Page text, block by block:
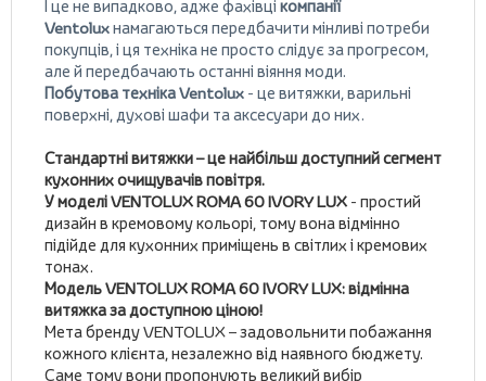
І це не випадково, адже фахівці компанії
Ventoluxнамагаються передбачити мінливі потреби
покупців, і ця техніка не просто слідує за прогресом,
але й передбачають останні віяння моди.
Побутова техніка Ventolux - це витяжки, варильні
поверхні, духові шафи та аксесуари до них.
Стандартні витяжки – це найбільш доступний сегмент
кухонних очищувачів повітря.
У моделі VENTOLUX ROMA 60 IVORY LUX - простий
дизайн в кремовому кольорі, тому вона відмінно
підійде для кухонних приміщень в світлих і кремових
тонах.
Модель VENTOLUX ROMA 60 IVORY LUX: відмінна
витяжка за доступною ціною!
Мета бренду VENTOLUX – задовольнити побажання
кожного клієнта, незалежно від наявного бюджету.
Саме тому вони пропонують великий вибір